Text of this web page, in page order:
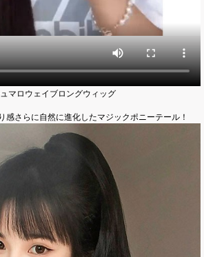
マロウェイブロングウィッグ
感さらに自然に進化したマジックポニーテール！